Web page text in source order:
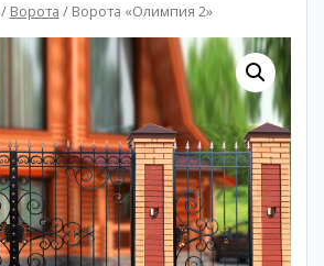
/ Ворота / Ворота «Олимпия 2»